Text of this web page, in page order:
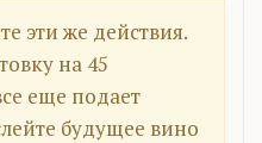
эти же действия.
на 45
еще подает
будущее вино